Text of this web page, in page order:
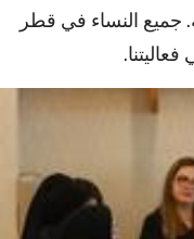
جميع النساء في قطر